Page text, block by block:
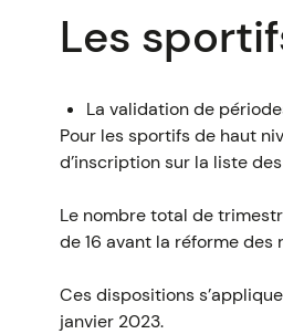
Les
La validation de
Pour les sportifs de haut
d’inscription sur la liste
Le nombre total de
de 16 avant la réforme des
Ces dispositions
janvier 2023.